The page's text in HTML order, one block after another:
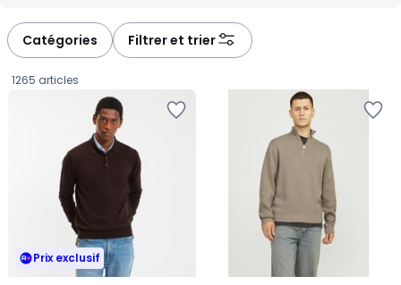
Catégories Filtrer et trier
1265 articles
Prix exclusif